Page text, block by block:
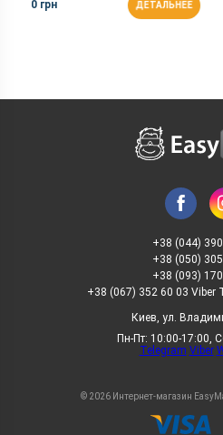
0 грн ДЕТАЛЬНЕЕ
+38 (044)
+38 (050)
+38 (093)
+38 (067) 352 60 03 Viber
Киев, ул.
Пн-Пт: 10:00-17:00,
Telegram Viber
© 2026 Интернет-магазин